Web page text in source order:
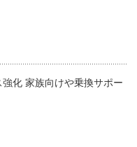
化 家族向けや乗換サポー